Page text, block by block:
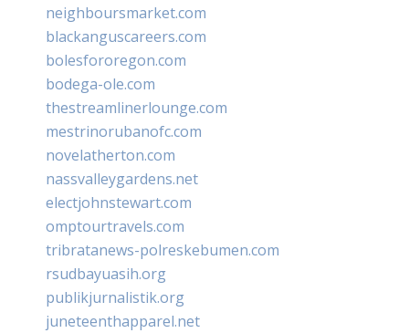
neighboursmarket.com
blackanguscareers.com
bolesfororegon.com
bodega-ole.com
thestreamlinerlounge.com
mestrinorubanofc.com
novelatherton.com
nassvalleygardens.net
electjohnstewart.com
omptourtravels.com
tribratanews-polreskebumen.com
rsudbayuasih.org
publikjurnalistik.org
juneteenthapparel.net